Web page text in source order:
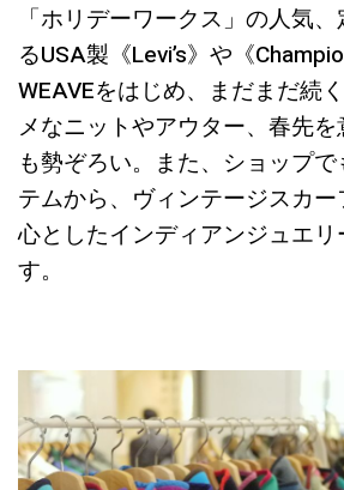
「ホリデーワークス」の人気
るUSA製《Levi’s》や《
WEAVEをはじめ、まだまだ続
メなニットやアウター、春先
も勢ぞろい。また、ショップ
テムから、ヴィンテージスカ
心としたインディアンジュエリ
す。